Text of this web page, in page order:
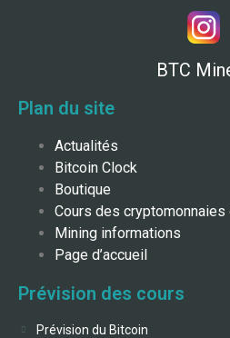
BTC
Plan du site
Actualités
Bitcoin Clock
Boutique
Cours des
Mining informations
Page d’accueil
Prévision des cours
Prévision du Bitcoin